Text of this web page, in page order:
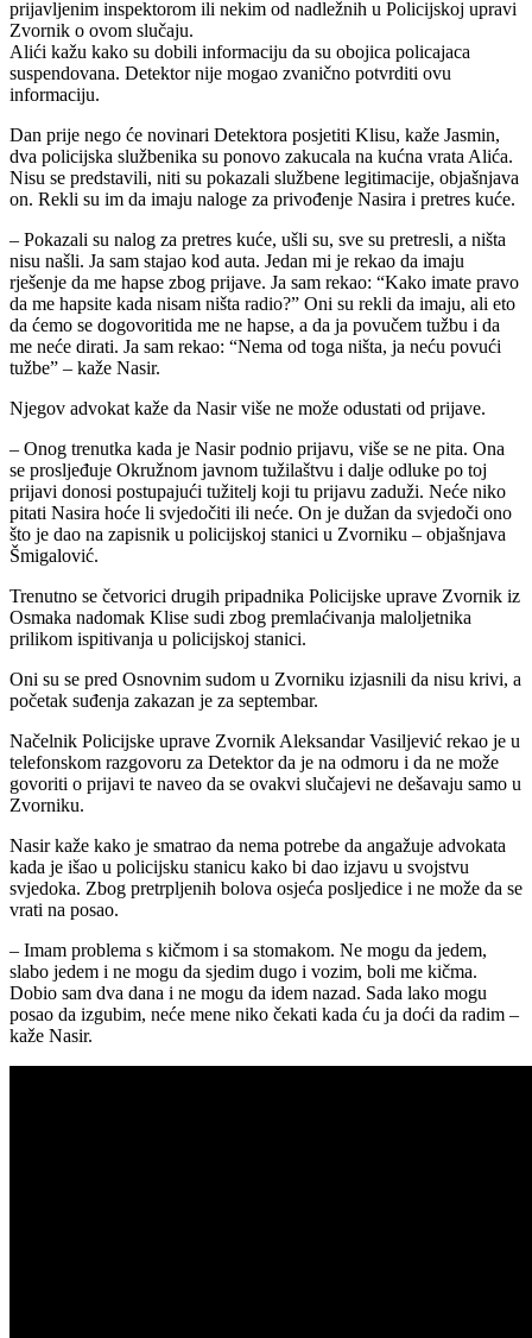
prijavljenim inspektorom ili nekim od nadležnih u Policijskoj upravi
Zvornik o ovom slučaju.
Alići kažu kako su dobili informaciju da su obojica policajaca
suspendovana. Detektor nije mogao zvanično potvrditi ovu
informaciju.
Dan prije nego će novinari Detektora posjetiti Klisu, kaže Jasmin,
dva policijska službenika su ponovo zakucala na kućna vrata Alića.
Nisu se predstavili, niti su pokazali službene legitimacije, objašnjava
on. Rekli su im da imaju naloge za privođenje Nasira i pretres kuće.
– Pokazali su nalog za pretres kuće, ušli su, sve su pretresli, a ništa
nisu našli. Ja sam stajao kod auta. Jedan mi je rekao da imaju
rješenje da me hapse zbog prijave. Ja sam rekao: “Kako imate pravo
da me hapsite kada nisam ništa radio?” Oni su rekli da imaju, ali eto
da ćemo se dogovoritida me ne hapse, a da ja povučem tužbu i da
me neće dirati. Ja sam rekao: “Nema od toga ništa, ja neću povući
tužbe” – kaže Nasir.
Njegov advokat kaže da Nasir više ne može odustati od prijave.
– Onog trenutka kada je Nasir podnio prijavu, više se ne pita. Ona
se prosljeđuje Okružnom javnom tužilaštvu i dalje odluke po toj
prijavi donosi postupajući tužitelj koji tu prijavu zaduži. Neće niko
pitati Nasira hoće li svjedočiti ili neće. On je dužan da svjedoči ono
što je dao na zapisnik u policijskoj stanici u Zvorniku – objašnjava
Šmigalović.
Trenutno se četvorici drugih pripadnika Policijske uprave Zvornik iz
Osmaka nadomak Klise sudi zbog premlaćivanja maloljetnika
prilikom ispitivanja u policijskoj stanici.
Oni su se pred Osnovnim sudom u Zvorniku izjasnili da nisu krivi, a
početak suđenja zakazan je za septembar.
Načelnik Policijske uprave Zvornik Aleksandar Vasiljević rekao je u
telefonskom razgovoru za Detektor da je na odmoru i da ne može
govoriti o prijavi te naveo da se ovakvi slučajevi ne dešavaju samo u
Zvorniku.
Nasir kaže kako je smatrao da nema potrebe da angažuje advokata
kada je išao u policijsku stanicu kako bi dao izjavu u svojstvu
svjedoka. Zbog pretrpljenih bolova osjeća posljedice i ne može da se
vrati na posao.
– Imam problema s kičmom i sa stomakom. Ne mogu da jedem,
slabo jedem i ne mogu da sjedim dugo i vozim, boli me kičma.
Dobio sam dva dana i ne mogu da idem nazad. Sada lako mogu
posao da izgubim, neće mene niko čekati kada ću ja doći da radim –
kaže Nasir.